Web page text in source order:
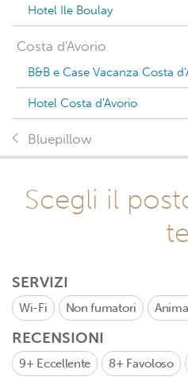
Hotel Ile Boulay
Costa d'Avorio
B&B e Case Vacanza Costa
Hotel Costa d'Avorio
Bluepillow
Scegli il
te
SERVIZI
Wi-Fi Non fumatori
RECENSIONI
9+ Eccellente 8+ Favoloso